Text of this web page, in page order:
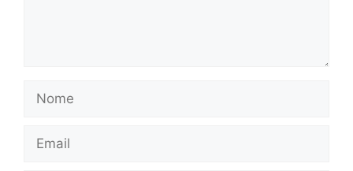
Nome
Email